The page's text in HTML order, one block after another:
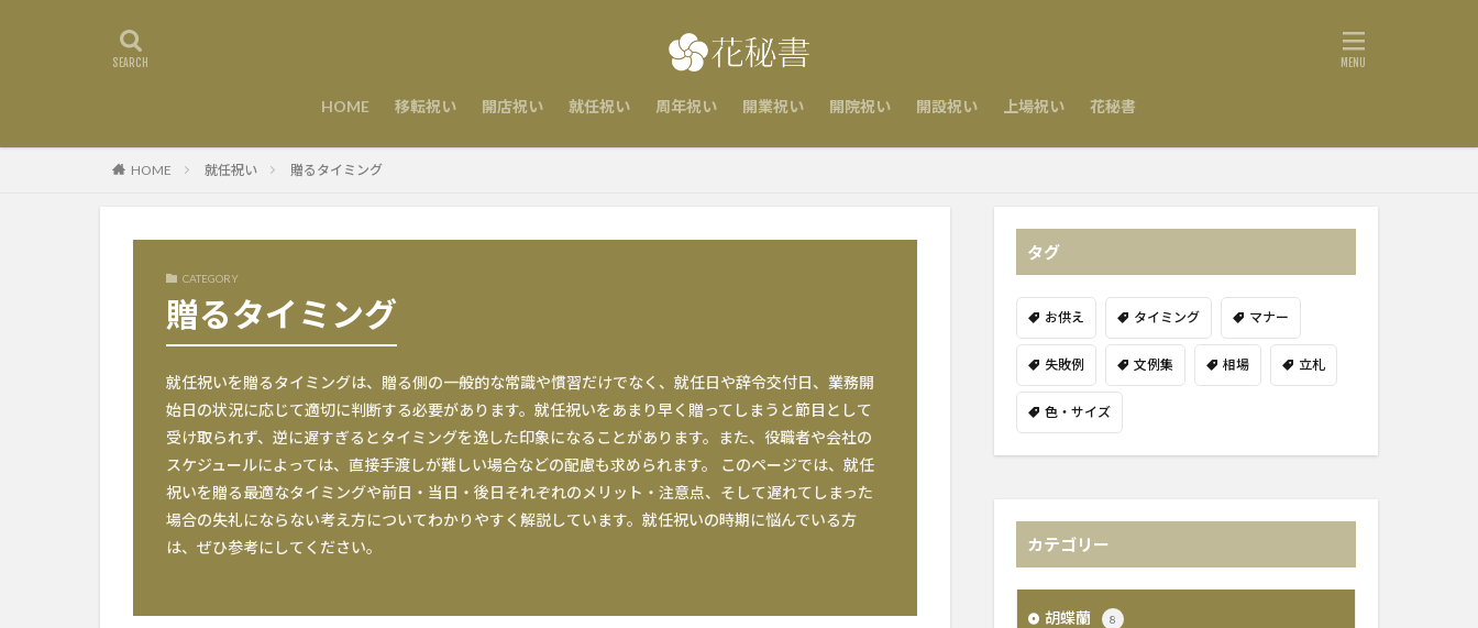
HOME 移転祝い 開店祝い 就任祝い 周年祝い 開業祝い 開院祝い 開設祝い 上場祝い 花秘書
HOME 就任祝い 贈るタイミング
CATEGORY
贈るタイミング
就任祝いを贈るタイミングは、贈る側の一般的な常識や慣習だけでなく、就任日や辞令交付日、業務開
始日の状況に応じて適切に判断する必要があります。就任祝いをあまり早く贈ってしまうと節目として
受け取られず、逆に遅すぎるとタイミングを逸した印象になることがあります。また、役職者や会社の
スケジュールによっては、直接手渡しが難しい場合などの配慮も求められます。 このページでは、就任
祝いを贈る最適なタイミングや前日・当日・後日それぞれのメリット・注意点、そして遅れてしまった
場合の失礼にならない考え方についてわかりやすく解説しています。就任祝いの時期に悩んでいる方
は、ぜひ参考にしてください。
タグ
お供え タイミング マナー
失敗例 文例集 相場 立札
色・サイズ
カテゴリー
胡蝶蘭 8